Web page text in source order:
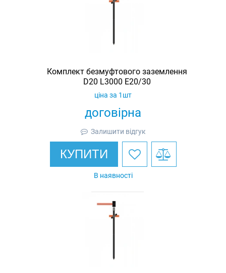
Комплект безмуфтового заземлення
D20 L3000 E20/30
договірна
ціна за 1шт
Залишити відгук
КУПИТИ
В наявності